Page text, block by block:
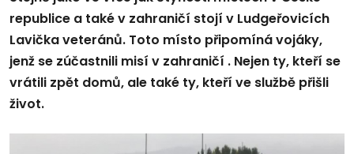
republice a také v zahraničí stojí v Ludgeřovicích
Lavička veteránů. Toto místo připomíná vojáky,
jenž se zúčastnili misí v zahraničí . Nejen ty, kteří se
vrátili zpět domů, ale také ty, kteří ve službě přišli
život.